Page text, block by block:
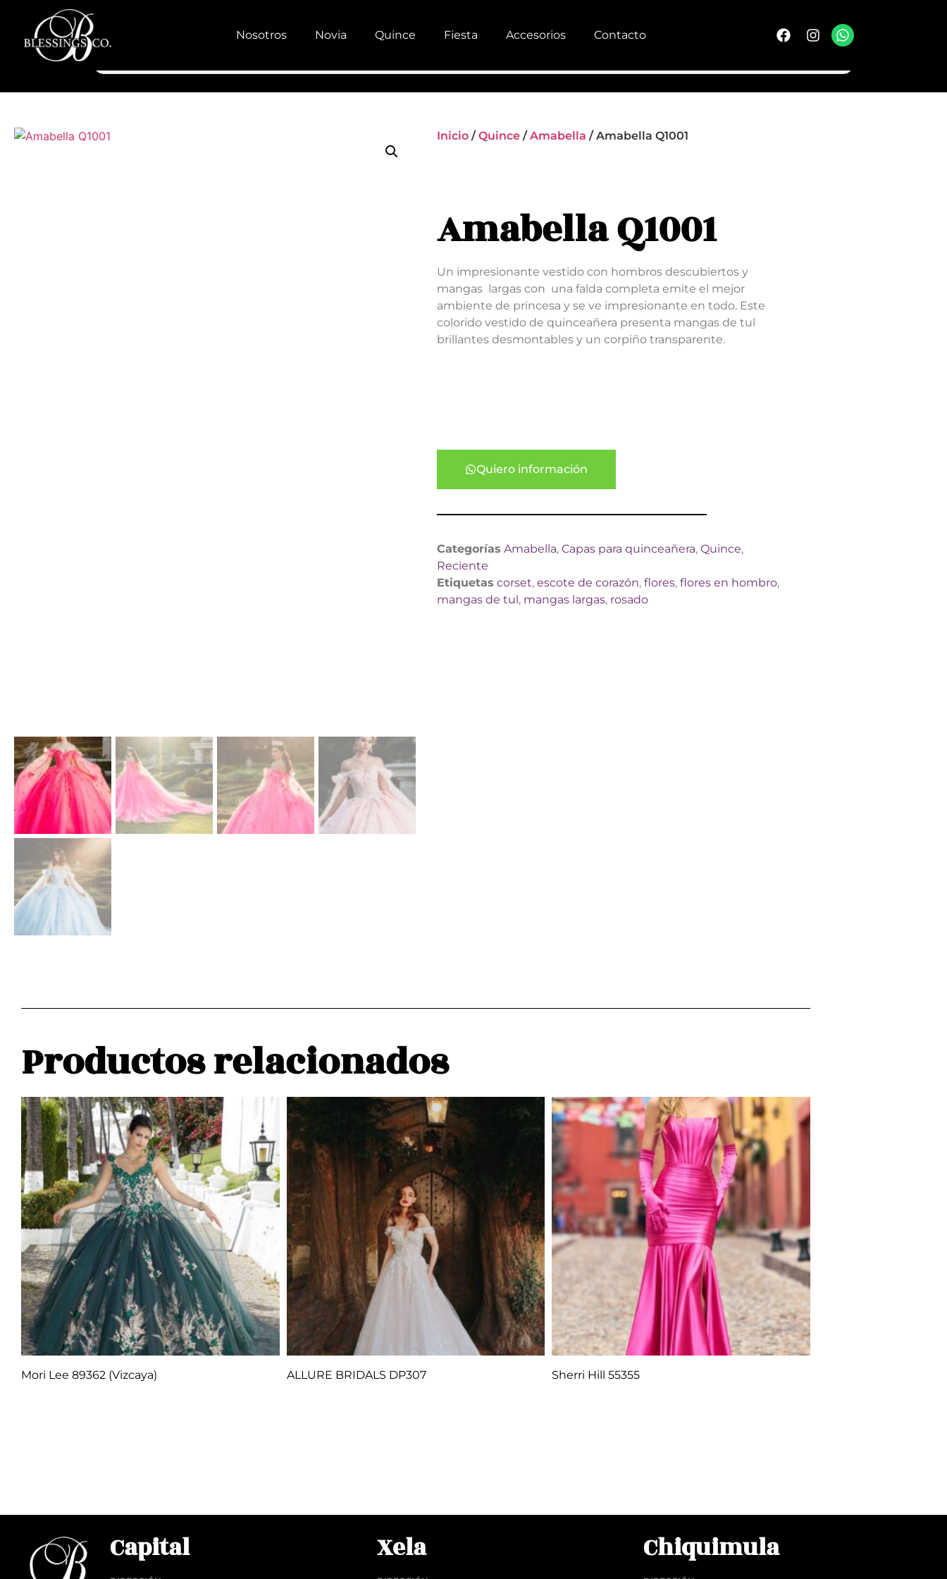
Nosotros Novia Quince Fiesta Accesorios Contacto
Inicio /Quince /Amabella / Amabella Q1001
Amabella Q1001
Un impresionante vestido con hombros descubiertos y
mangas largas con una falda completa emite el mejor
ambiente de princesa y se ve impresionante en todo. Este
colorido vestido de quinceañera presenta mangas de tul
brillantes desmontables y un corpiño transparente.
Quiero información
Categorías Amabella, Capas para quinceañera, Quince,
Reciente
Etiquetas corset, escote de corazón, flores, flores en hombro,
mangas de tul, mangas largas, rosado
Productos relacionados
Mori Lee 89362 (Vizcaya) ALLURE BRIDALS DP307 Sherri Hill 55355
Capital Xela Chiquimula